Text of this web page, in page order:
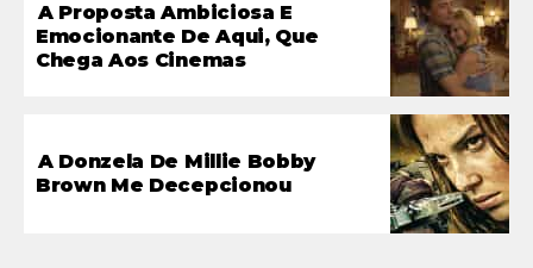
A Proposta Ambiciosa E
Emocionante De Aqui, Que
Chega Aos Cinemas
A Donzela De Millie Bobby
Brown Me Decepcionou